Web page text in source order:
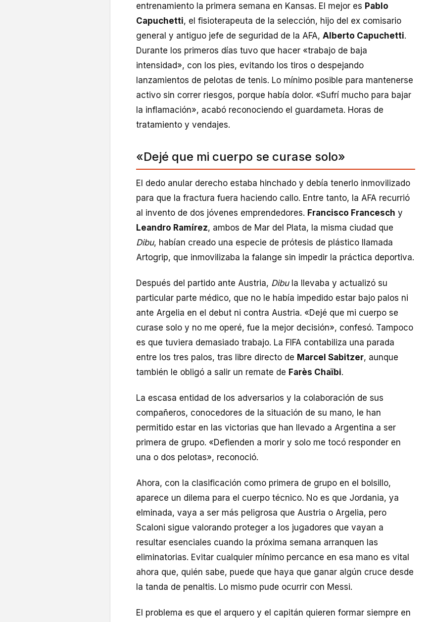
entrenamiento la primera semana en Kansas. El mejor es Pablo
Capuchetti, el fisioterapeuta de la selección, hijo del ex comisario
general y antiguo jefe de seguridad de la AFA, Alberto Capuchetti.
Durante los primeros días tuvo que hacer «trabajo de baja
intensidad», con los pies, evitando los tiros o despejando
lanzamientos de pelotas de tenis. Lo mínimo posible para mantenerse
activo sin correr riesgos, porque había dolor. «Sufrí mucho para bajar
la inflamación», acabó reconociendo el guardameta. Horas de
tratamiento y vendajes.
«Dejé que mi cuerpo se curase solo»
El dedo anular derecho estaba hinchado y debía tenerlo inmovilizado
para que la fractura fuera haciendo callo. Entre tanto, la AFA recurrió
al invento de dos jóvenes emprendedores. Francisco Francesch y
Leandro Ramírez, ambos de Mar del Plata, la misma ciudad que
Dibu, habían creado una especie de prótesis de plástico llamada
Artogrip, que inmovilizaba la falange sin impedir la práctica deportiva.
Después del partido ante Austria, Dibula llevaba y actualizó su
particular parte médico, que no le había impedido estar bajo palos ni
ante Argelia en el debut ni contra Austria. «Dejé que mi cuerpo se
curase solo y no me operé, fue la mejor decisión», confesó. Tampoco
es que tuviera demasiado trabajo. La FIFA contabiliza una parada
entre los tres palos, tras libre directo de Marcel Sabitzer, aunque
también le obligó a salir un remate de Farès Chaïbi.
La escasa entidad de los adversarios y la colaboración de sus
compañeros, conocedores de la situación de su mano, le han
permitido estar en las victorias que han llevado a Argentina a ser
primera de grupo. «Defienden a morir y solo me tocó responder en
una o dos pelotas», reconoció.
Ahora, con la clasificación como primera de grupo en el bolsillo,
aparece un dilema para el cuerpo técnico. No es que Jordania, ya
elminada, vaya a ser más peligrosa que Austria o Argelia, pero
Scaloni sigue valorando proteger a los jugadores que vayan a
resultar esenciales cuando la próxima semana arranquen las
eliminatorias. Evitar cualquier mínimo percance en esa mano es vital
ahora que, quién sabe, puede que haya que ganar algún cruce desde
la tanda de penaltis. Lo mismo pude ocurrir con Messi.
El problema es que el arquero y el capitán quieren formar siempre en